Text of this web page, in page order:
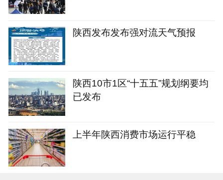
陕西发布发布强对流天气预报
陕西10市1区“十五五”规划纲要均
已发布
上半年陕西消费市场运行平稳